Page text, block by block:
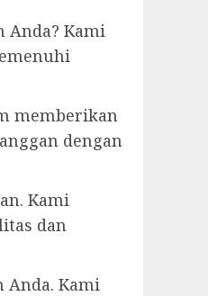
Anda? Kami
memberikan
dengan
Kami
dan
Kami